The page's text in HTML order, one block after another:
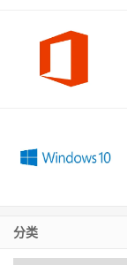
分类